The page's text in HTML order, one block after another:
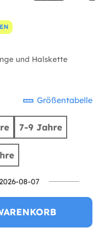
und Halskette
Größentabelle
7-9 Jahre
08-07